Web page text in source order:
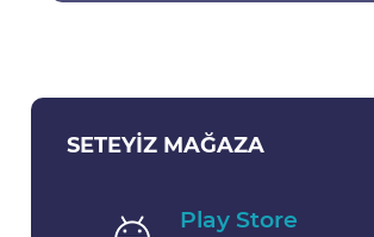
SETEYIZ MAĞAZA
Play Store